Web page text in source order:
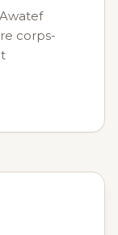
corps-